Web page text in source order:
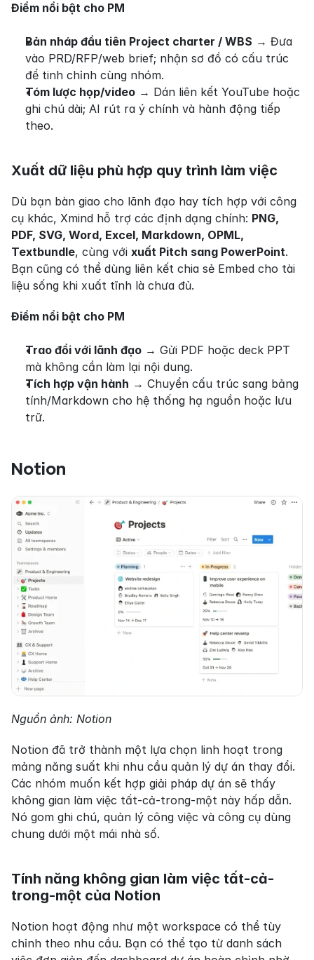
Điểm nổi bật cho PM
Bản nháp đầu tiên Project charter / WBS → Đưa
vào PRD/RFP/web brief; nhận sơ đồ có cấu trúc
để tinh chỉnh cùng nhóm.
Tóm lược họp/video → Dán liên kết YouTube hoặc
ghi chú dài; AI rút ra ý chính và hành động tiếp
theo.
Xuất dữ liệu phù hợp quy trình làm việc
Dù bạn bàn giao cho lãnh đạo hay tích hợp với công
cụ khác, Xmind hỗ trợ các định dạng chính: PNG,
PDF, SVG, Word, Excel, Markdown, OPML,
Textbundle, cùng với xuất Pitch sang PowerPoint.
Bạn cũng có thể dùng liên kết chia sẻ Embed cho tài
liệu sống khi xuất tĩnh là chưa đủ.
Điểm nổi bật cho PM
Trao đổi với lãnh đạo → Gửi PDF hoặc deck PPT
mà không cần làm lại nội dung.
Tích hợp vận hành → Chuyển cấu trúc sang bảng
tính/Markdown cho hệ thống hạ nguồn hoặc lưu
trữ.
Notion
Nguồn ảnh: Notion
Notion đã trở thành một lựa chọn linh hoạt trong
mảng năng suất khi nhu cầu quản lý dự án thay đổi.
Các nhóm muốn kết hợp giải pháp dự án sẽ thấy
không gian làm việc tất-cả-trong-một này hấp dẫn.
Nó gom ghi chú, quản lý công việc và công cụ dùng
chung dưới một mái nhà số.
Tính năng không gian làm việc tất-cả-
trong-một của Notion
Notion hoạt động như một workspace có thể tùy
chỉnh theo nhu cầu. Bạn có thể tạo từ danh sách